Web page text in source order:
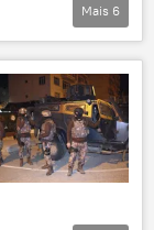
Mais 6